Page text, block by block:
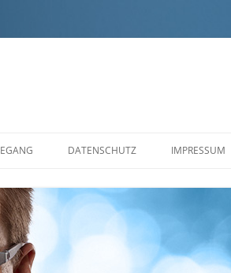
Inhalt
DATENSCHUTZ IMPRESSUM